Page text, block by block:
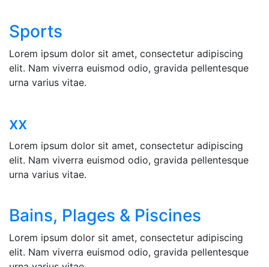
Sports
Lorem ipsum dolor sit amet, consectetur adipiscing
elit. Nam viverra euismod odio, gravida pellentesque
urna varius vitae.
xx
Lorem ipsum dolor sit amet, consectetur adipiscing
elit. Nam viverra euismod odio, gravida pellentesque
urna varius vitae.
Bains, Plages & Piscines
Lorem ipsum dolor sit amet, consectetur adipiscing
elit. Nam viverra euismod odio, gravida pellentesque